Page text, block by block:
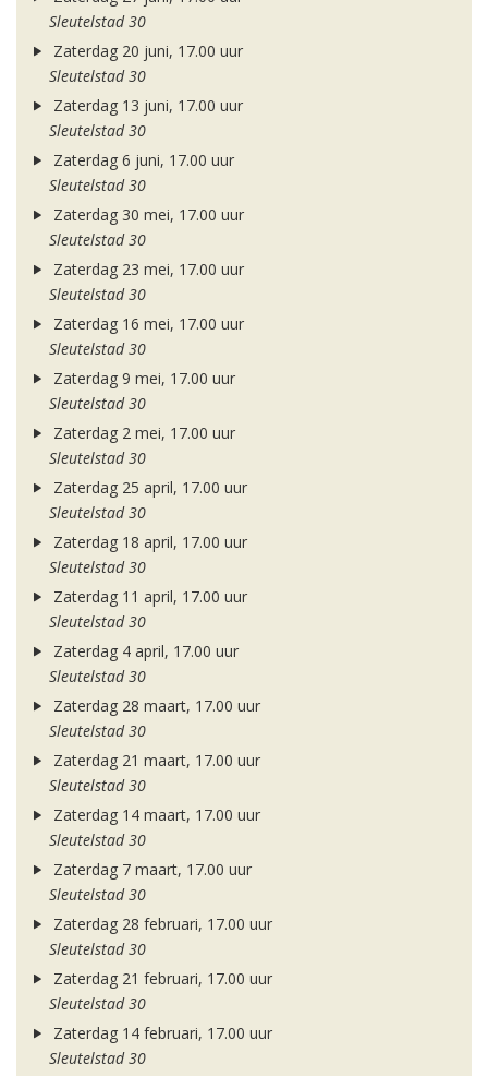
Sleutelstad 30
Zaterdag 20 juni, 17.00 uur
Sleutelstad 30
Zaterdag 13 juni, 17.00 uur
Sleutelstad 30
Zaterdag 6 juni, 17.00 uur
Sleutelstad 30
Zaterdag 30 mei, 17.00 uur
Sleutelstad 30
Zaterdag 23 mei, 17.00 uur
Sleutelstad 30
Zaterdag 16 mei, 17.00 uur
Sleutelstad 30
Zaterdag 9 mei, 17.00 uur
Sleutelstad 30
Zaterdag 2 mei, 17.00 uur
Sleutelstad 30
Zaterdag 25 april, 17.00 uur
Sleutelstad 30
Zaterdag 18 april, 17.00 uur
Sleutelstad 30
Zaterdag 11 april, 17.00 uur
Sleutelstad 30
Zaterdag 4 april, 17.00 uur
Sleutelstad 30
Zaterdag 28 maart, 17.00 uur
Sleutelstad 30
Zaterdag 21 maart, 17.00 uur
Sleutelstad 30
Zaterdag 14 maart, 17.00 uur
Sleutelstad 30
Zaterdag 7 maart, 17.00 uur
Sleutelstad 30
Zaterdag 28 februari, 17.00 uur
Sleutelstad 30
Zaterdag 21 februari, 17.00 uur
Sleutelstad 30
Zaterdag 14 februari, 17.00 uur
Sleutelstad 30